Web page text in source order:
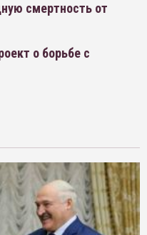
смертность от
о борьбе с